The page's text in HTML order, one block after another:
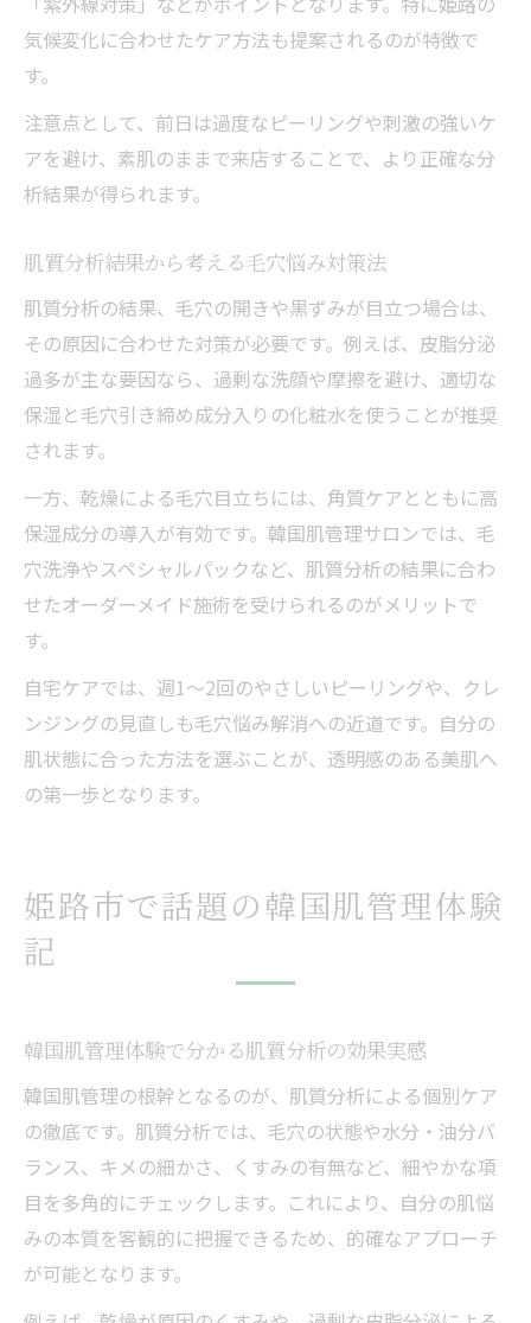
気候変化に合わせたケア方法も提案されるのが特徴で
す。
注意点として、前日は過度なピーリングや刺激の強いケ
アを避け、素肌のままで来店することで、より正確な分
析結果が得られます。
肌質分析結果から考える毛穴悩み対策法
肌質分析の結果、毛穴の開きや黒ずみが目立つ場合は、
その原因に合わせた対策が必要です。例えば、皮脂分泌
過多が主な要因なら、過剰な洗顔や摩擦を避け、適切な
保湿と毛穴引き締め成分入りの化粧水を使うことが推奨
されます。
一方、乾燥による毛穴目立ちには、角質ケアとともに高
保湿成分の導入が有効です。韓国肌管理サロンでは、毛
穴洗浄やスペシャルパックなど、肌質分析の結果に合わ
せたオーダーメイド施術を受けられるのがメリットで
す。
自宅ケアでは、週1～2回のやさしいピーリングや、クレ
ンジングの見直しも毛穴悩み解消への近道です。自分の
肌状態に合った方法を選ぶことが、透明感のある美肌へ
の第一歩となります。
姫路市で話題の韓国肌管理体験
記
韓国肌管理体験で分かる肌質分析の効果実感
韓国肌管理の根幹となるのが、肌質分析による個別ケア
の徹底です。肌質分析では、毛穴の状態や水分・油分バ
ランス、キメの細かさ、くすみの有無など、細やかな項
目を多角的にチェックします。これにより、自分の肌悩
みの本質を客観的に把握できるため、的確なアプローチ
が可能となります。